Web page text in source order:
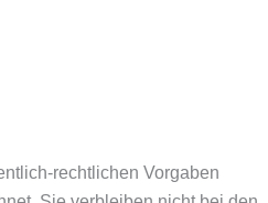
rechtlichen Vorgaben